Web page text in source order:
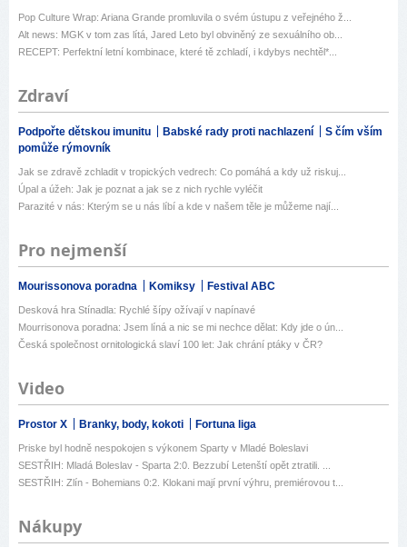
Pop Culture Wrap: Ariana Grande promluvila o svém ústupu z veřejného ž...
Alt news: MGK v tom zas lítá, Jared Leto byl obviněný ze sexuálního ob...
RECEPT: Perfektní letní kombinace, které tě zchladí, i kdybys nechtěl*...
Zdraví
Podpořte dětskou imunitu Babské rady proti nachlazení
S čím vším
pomůže rýmovník
Jak se zdravě zchladit v tropických vedrech: Co pomáhá a kdy už riskuj...
Úpal a úžeh: Jak je poznat a jak se z nich rychle vyléčit
Parazité v nás: Kterým se u nás líbí a kde v našem těle je můžeme nají...
Pro nejmenší
Mourissonova poradna Komiksy Festival ABC
Desková hra Stínadla: Rychlé šípy ožívají v napínavé
Mourrisonova poradna: Jsem líná a nic se mi nechce dělat: Kdy jde o ún...
Česká společnost ornitologická slaví 100 let: Jak chrání ptáky v ČR?
Video
Prostor X Branky, body, kokoti Fortuna liga
Priske byl hodně nespokojen s výkonem Sparty v Mladé Boleslavi
SESTŘIH: Mladá Boleslav - Sparta 2:0. Bezzubí Letenští opět ztratili. ...
SESTŘIH: Zlín - Bohemians 0:2. Klokani mají první výhru, premiérovou t...
Nákupy